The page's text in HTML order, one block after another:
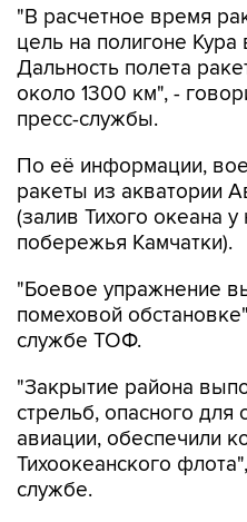
"В расчетное время
цель на полигоне
Дальность полета
около 1300 км", -
пресс-службы.
По её информации,
ракеты из акватории
(залив Тихого океана
побережья Камчатки).
"Боевое упражнение
помеховой
службе ТОФ.
"Закрытие района
стрельб, опасного для
авиации, обеспечили
Тихоокеанского
службе.